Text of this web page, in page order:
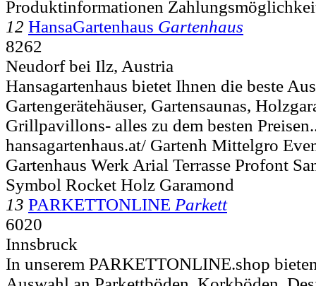
Produktinformationen
12 HansaGartenhaus Gartenhaus
8262
Neudorf bei Ilz, Austria
Hansagartenhaus bietet Ihnen die beste
Gartengerätehäuser, Gartensaunas,
Grillpavillons- alles zu dem besten
hansagartenhaus.at/ Gartenh Mittelgro
Gartenhaus Werk Arial Terrasse Profont
Symbol Rocket Holz Garamond
13 PARKETTONLINE Parkett
6020
Innsbruck
In unserem PARKETTONLINE.shop